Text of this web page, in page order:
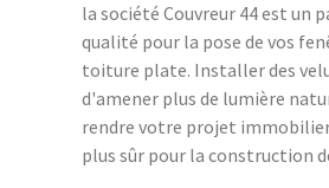
la société Couvreur 44 est un
qualité pour la pose de vos
toiture plate. Installer des
d'amener plus de lumière
rendre votre projet
plus sûr pour la construction